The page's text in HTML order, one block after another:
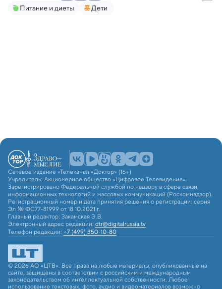
Питание и диеты Дети
Сетевое издание «Телеканал «Доктор» (16+)
Учредитель: Акционерное общество «Цифровое Телевидение».
Зарегистрировано Федеральной службой по надзору в сфере связи,
информационных технологий и массовых коммуникаций (Роскомнадзор).
Регистрационный номер и дата принятия решения о регистрации: серия
Эл № ФС77-81999 от 18.10.2021 г.
Главный редактор: Закамская Э.В.
Электронный адрес редакции: dtr@digitalrussia.tv
Телефон редакции: +7 (499) 350-10-80
© 2026 АО «ЦТВ». Все права на любые материалы, опубликованные на
сайте, защищены в соответствии с российским и международным
законодательством об интеллектуальной собственности. Любое
использование текстовых, фото, аудио и видеоматериалов возможно